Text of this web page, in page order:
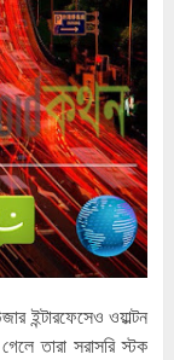
ওয়াল্টন
তারা সরাসরি স্টক